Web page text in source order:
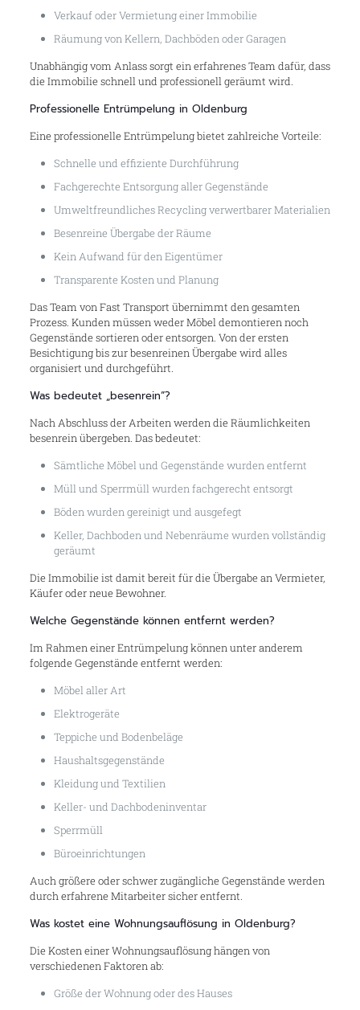
Verkauf oder Vermietung einer Immobilie
Räumung von Kellern, Dachböden oder Garagen
Unabhängig vom Anlass sorgt ein erfahrenes Team dafür, dass
die Immobilie schnell und professionell geräumt wird.
Professionelle Entrümpelung in Oldenburg
Eine professionelle Entrümpelung bietet zahlreiche Vorteile:
Schnelle und effiziente Durchführung
Fachgerechte Entsorgung aller Gegenstände
Umweltfreundliches Recycling verwertbarer Materialien
Besenreine Übergabe der Räume
Kein Aufwand für den Eigentümer
Transparente Kosten und Planung
Das Team von Fast Transport übernimmt den gesamten
Prozess. Kunden müssen weder Möbel demontieren noch
Gegenstände sortieren oder entsorgen. Von der ersten
Besichtigung bis zur besenreinen Übergabe wird alles
organisiert und durchgeführt.
Was bedeutet „besenrein“?
Nach Abschluss der Arbeiten werden die Räumlichkeiten
besenrein übergeben. Das bedeutet:
Sämtliche Möbel und Gegenstände wurden entfernt
Müll und Sperrmüll wurden fachgerecht entsorgt
Böden wurden gereinigt und ausgefegt
Keller, Dachboden und Nebenräume wurden vollständig
geräumt
Die Immobilie ist damit bereit für die Übergabe an Vermieter,
Käufer oder neue Bewohner.
Welche Gegenstände können entfernt werden?
Im Rahmen einer Entrümpelung können unter anderem
folgende Gegenstände entfernt werden:
Möbel aller Art
Elektrogeräte
Teppiche und Bodenbeläge
Haushaltsgegenstände
Kleidung und Textilien
Keller- und Dachbodeninventar
Sperrmüll
Büroeinrichtungen
Auch größere oder schwer zugängliche Gegenstände werden
durch erfahrene Mitarbeiter sicher entfernt.
Was kostet eine Wohnungsauflösung in Oldenburg?
Die Kosten einer Wohnungsauflösung hängen von
verschiedenen Faktoren ab:
Größe der Wohnung oder des Hauses